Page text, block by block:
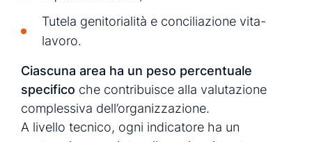
Tutela genitorialità e conciliazione vita-
lavoro.
Ciascuna area ha un peso percentuale
specifico che contribuisce alla valutazione
complessiva dell’organizzazione.
A livello tecnico, ogni indicatore ha un